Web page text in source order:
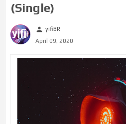
(Single)
person yifiBR
April 09, 2020